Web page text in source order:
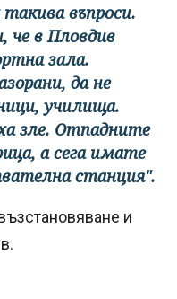
въпроси.
че в Пловдив
зала.
да не
училища.
зле. Отпадните
а сега имате
станция".
и